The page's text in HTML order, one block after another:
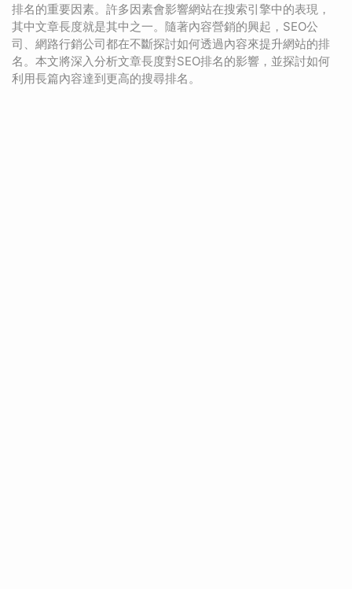
排名的重要因素。許多因素會影響網站在搜索引擎中的表現，
其中文章長度就是其中之一。隨著內容營銷的興起，SEO公
司、網路行銷公司都在不斷探討如何透過內容來提升網站的排
名。本文將深入分析文章長度對SEO排名的影響，並探討如何
利用長篇內容達到更高的搜尋排名。